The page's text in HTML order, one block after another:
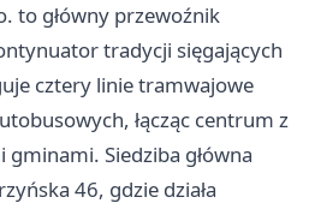
to główny przewoźnik
tradycji sięgających
cztery linie tramwajowe
łącząc centrum z
Siedziba główna
46, gdzie działa